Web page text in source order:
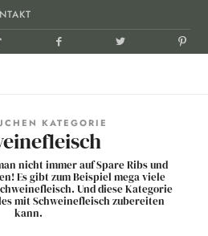
KATEGORIE
nicht immer auf Spare Ribs und
Es gibt zum Beispiel mega viele
Und diese Kategorie
mit Schweinefleisch zubereiten
kann.